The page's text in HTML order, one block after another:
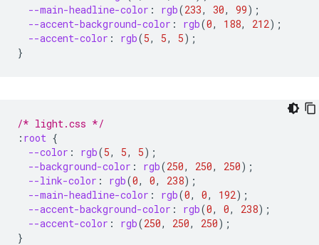
--main-headline-color : rgb(233, 30, 99);
--accent-background-color : rgb(0, 188, 212);
--accent-color : rgb(5, 5, 5);
}
/* light.css */
: root {
--color : rgb(5, 5, 5);
--background-color : rgb(250, 250, 250);
--link-color : rgb(0, 0, 238);
--main-headline-color : rgb(0, 0, 192);
--accent-background-color : rgb(0, 0, 238);
--accent-color : rgb(250, 250, 250);
}